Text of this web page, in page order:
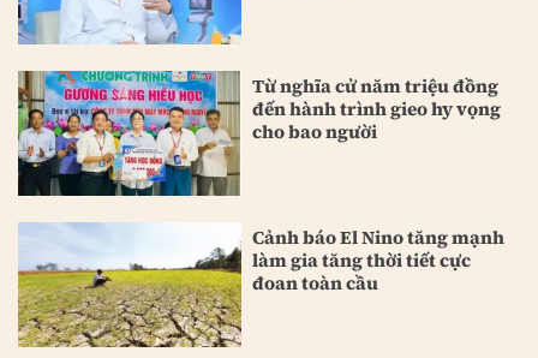
Từ nghĩa cử năm triệu đồng
đến hành trình gieo hy vọng
cho bao người
Cảnh báo El Nino tăng mạnh
làm gia tăng thời tiết cực
đoan toàn cầu